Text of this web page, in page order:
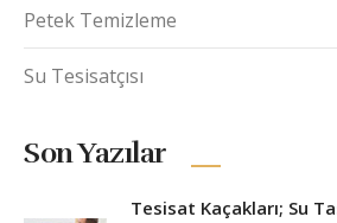
Petek Temizleme
Su Tesisatçısı
Son Yazılar
Tesisat Kaçakları; Su